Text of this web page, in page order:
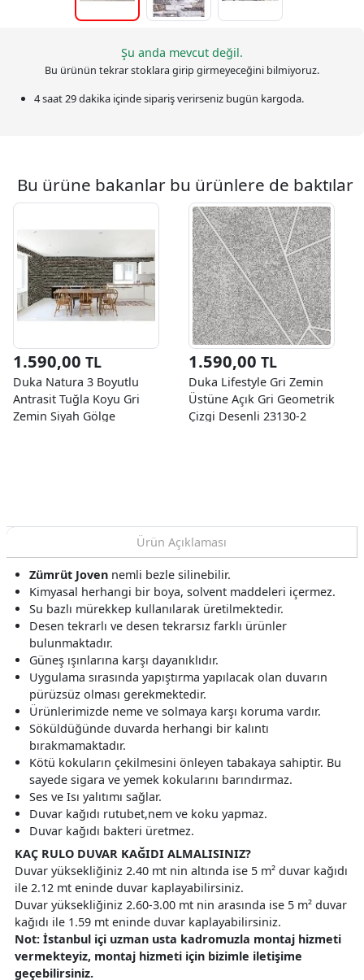
Şu anda mevcut değil.
Bu ürünün tekrar stoklara girip girmeyeceğini bilmiyoruz.
4 saat 29 dakika içinde sipariş verirseniz bugün kargoda.
Bu ürüne bakanlar bu ürünlere de baktılar
1.590,00 TL
Duka Natura 3 Boyutlu
Antrasit Tuğla Koyu Gri
Zemin Siyah Gölge
1.590,00 TL
Duka Lifestyle Gri Zemin
Üstüne Açık Gri Geometrik
Çizgi Desenli 23130-2
Ürün Açıklaması
Zümrüt Joven nemli bezle silinebilir.
Kimyasal herhangi bir boya, solvent maddeleri içermez.
Su bazlı mürekkep kullanılarak üretilmektedir.
Desen tekrarlı ve desen tekrarsız farklı ürünler
bulunmaktadır.
Güneş ışınlarına karşı dayanıklıdır.
Uygulama sırasında yapıştırma yapılacak olan duvarın
pürüzsüz olması gerekmektedir.
Ürünlerimizde neme ve solmaya karşı koruma vardır.
Söküldüğünde duvarda herhangi bir kalıntı
bırakmamaktadır.
Kötü kokuların çekilmesini önleyen tabakaya sahiptir. Bu
sayede sigara ve yemek kokularını barındırmaz.
Ses ve Isı yalıtımı sağlar.
Duvar kağıdı rutubet,nem ve koku yapmaz.
Duvar kağıdı bakteri üretmez.
KAÇ RULO DUVAR KAĞIDI ALMALISINIZ?
Duvar yüksekliğiniz 2.40 mt nin altında ise 5 m² duvar kağıdı
ile 2.12 mt eninde duvar kaplayabilirsiniz.
Duvar yüksekliğiniz 2.60-3.00 mt nin arasında ise 5 m² duvar
kağıdı ile 1.59 mt eninde duvar kaplayabilirsiniz.
Not: İstanbul içi uzman usta kadromuzla montaj hizmeti
vermekteyiz, montaj hizmeti için bizimle iletişime
geçebilirsiniz.